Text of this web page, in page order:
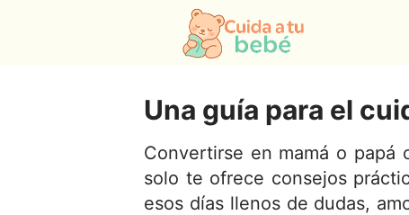
Una guía para el
Convertirse en mamá o papá
solo te ofrece consejos
esos días llenos de dudas,